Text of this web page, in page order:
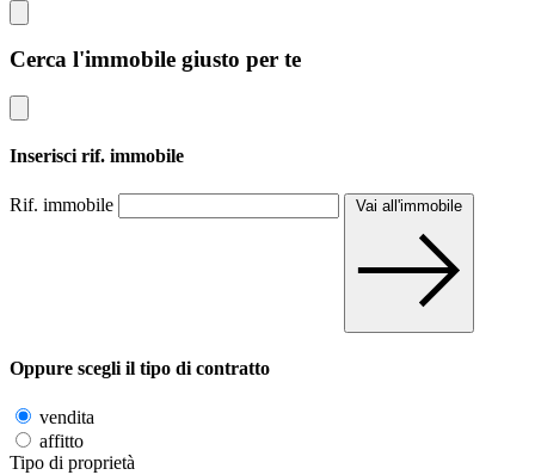
Cerca l'immobile giusto per te
Inserisci rif. immobile
Rif. immobile Vai all'immobile
Oppure scegli il tipo di contratto
vendita
affitto
Tipo di proprietà